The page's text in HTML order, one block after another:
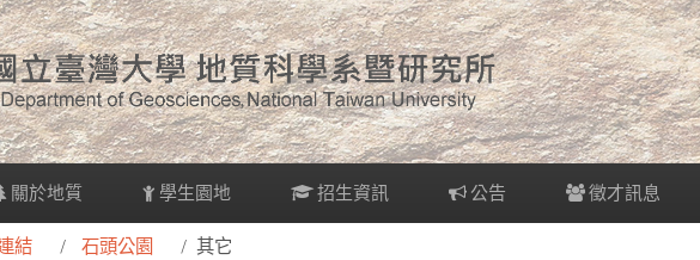
關於地質 學生園地 招生資訊 公告 徵才訊息
結 石頭公園 其它